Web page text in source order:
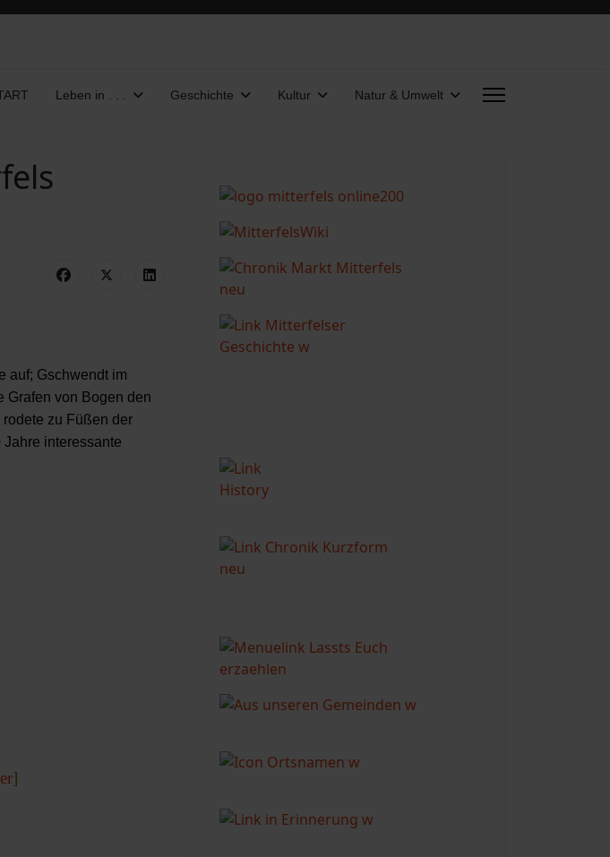
Leben in . . . Geschichte Kultur Natur & Umwelt
auf; Gschwendt im
Grafen von Bogen den
zu Füßen der
interessante
]